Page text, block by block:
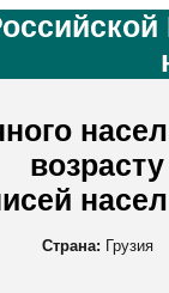
возрасту
Страна: Грузия